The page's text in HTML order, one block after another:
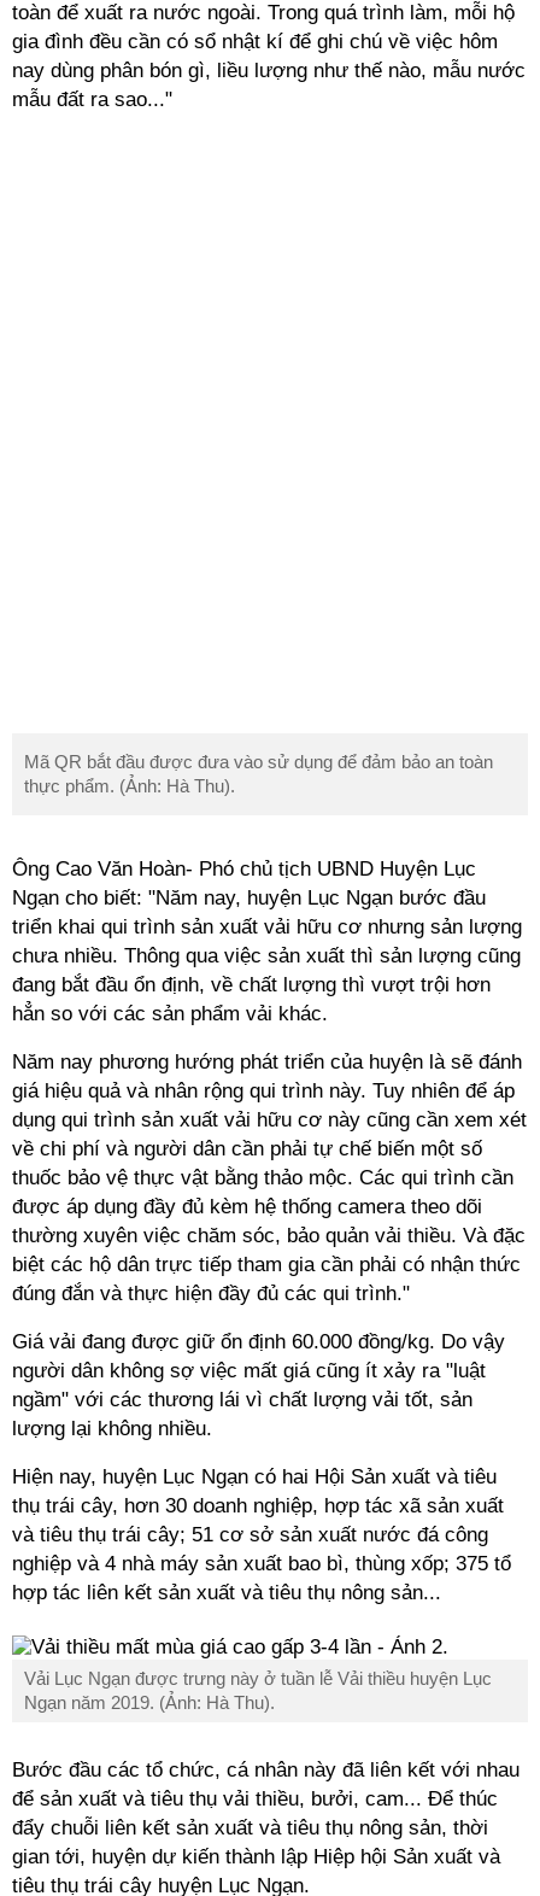
toàn để xuất ra nước ngoài. Trong quá trình làm, mỗi hộ
gia đình đều cần có sổ nhật kí để ghi chú về việc hôm
nay dùng phân bón gì, liều lượng như thế nào, mẫu nước
mẫu đất ra sao..."
Mã QR bắt đầu được đưa vào sử dụng để đảm bảo an toàn
thực phẩm. (Ảnh: Hà Thu).
Ông Cao Văn Hoàn- Phó chủ tịch UBND Huyện Lục
Ngạn cho biết: "Năm nay, huyện Lục Ngạn bước đầu
triển khai qui trình sản xuất vải hữu cơ nhưng sản lượng
chưa nhiều. Thông qua việc sản xuất thì sản lượng cũng
đang bắt đầu ổn định, về chất lượng thì vượt trội hơn
hẳn so với các sản phẩm vải khác.
Năm nay phương hướng phát triển của huyện là sẽ đánh
giá hiệu quả và nhân rộng qui trình này. Tuy nhiên để áp
dụng qui trình sản xuất vải hữu cơ này cũng cần xem xét
về chi phí và người dân cần phải tự chế biến một số
thuốc bảo vệ thực vật bằng thảo mộc. Các qui trình cần
được áp dụng đầy đủ kèm hệ thống camera theo dõi
thường xuyên việc chăm sóc, bảo quản vải thiều. Và đặc
biệt các hộ dân trực tiếp tham gia cần phải có nhận thức
đúng đắn và thực hiện đầy đủ các qui trình."
Giá vải đang được giữ ổn định 60.000 đồng/kg. Do vậy
người dân không sợ việc mất giá cũng ít xảy ra "luật
ngầm" với các thương lái vì chất lượng vải tốt, sản
lượng lại không nhiều.
Hiện nay, huyện Lục Ngạn có hai Hội Sản xuất và tiêu
thụ trái cây, hơn 30 doanh nghiệp, hợp tác xã sản xuất
và tiêu thụ trái cây; 51 cơ sở sản xuất nước đá công
nghiệp và 4 nhà máy sản xuất bao bì, thùng xốp; 375 tổ
hợp tác liên kết sản xuất và tiêu thụ nông sản...
Vải Lục Ngạn được trưng này ở tuần lễ Vải thiều huyện Lục
Ngạn năm 2019. (Ảnh: Hà Thu).
Bước đầu các tổ chức, cá nhân này đã liên kết với nhau
để sản xuất và tiêu thụ vải thiều, bưởi, cam... Để thúc
đẩy chuỗi liên kết sản xuất và tiêu thụ nông sản, thời
gian tới, huyện dự kiến thành lập Hiệp hội Sản xuất và
tiêu thụ trái cây huyện Lục Ngạn.